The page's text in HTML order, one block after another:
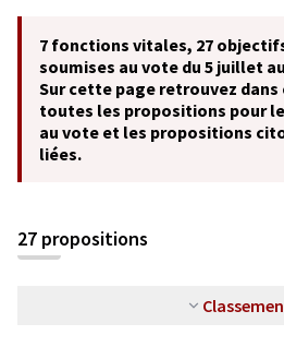
7 fonctions vitales, 27
soumises au vote du 5 juillet
Sur cette page retrouvez
toutes les propositions pour
au vote et les propositions
liées.
27 propositions